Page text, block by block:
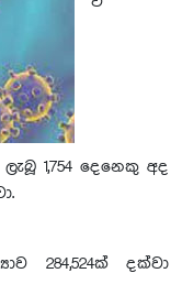
1,754 දෙනෙකු අද
284,524ක් දක්වා